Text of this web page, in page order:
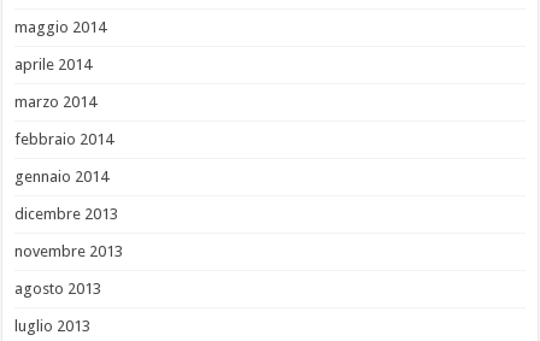
maggio 2014
aprile 2014
marzo 2014
febbraio 2014
gennaio 2014
dicembre 2013
novembre 2013
agosto 2013
luglio 2013